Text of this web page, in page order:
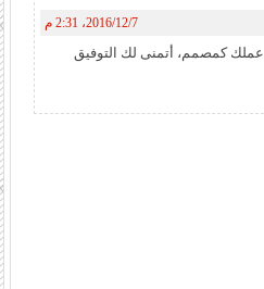
7‏/12‏/2016، 2:31 م
عملك كمصمم، أتمنى لك التوفيق